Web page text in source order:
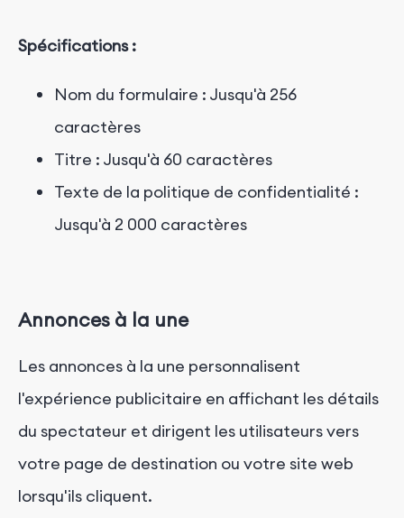
Spécifications :
Nom du formulaire : Jusqu'à 256
caractères
Titre : Jusqu'à 60 caractères
Texte de la politique de confidentialité :
Jusqu'à 2 000 caractères
Annonces à la une
Les annonces à la une personnalisent
l'expérience publicitaire en affichant les détails
du spectateur et dirigent les utilisateurs vers
votre page de destination ou votre site web
lorsqu'ils cliquent.